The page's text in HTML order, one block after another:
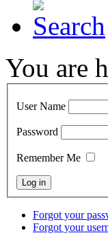
You are
User Name
Password
Remember Me
Forgot your
Forgot your